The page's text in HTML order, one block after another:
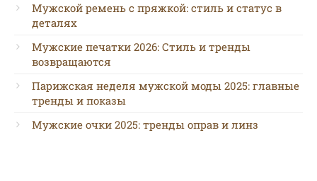
Мужской ремень с пряжкой: стиль и статус в
деталях
Мужские печатки 2026: Стиль и тренды
возвращаются
Парижская неделя мужской моды 2025: главные
тренды и показы
Мужские очки 2025: тренды оправ и линз